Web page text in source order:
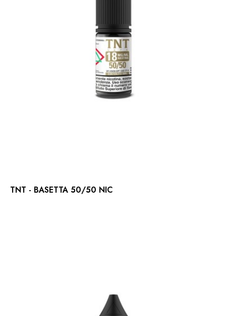
TNT - BASETTA 50/50 NIC